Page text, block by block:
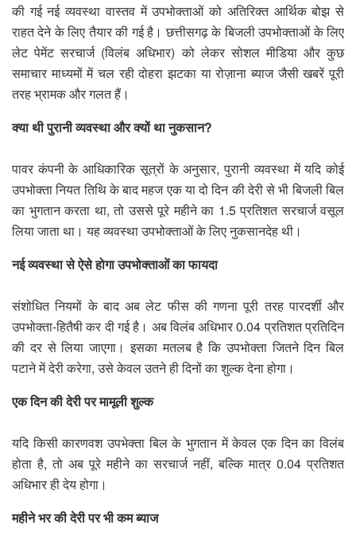
की गई नई व्यवस्था वास्तव में उपभोक्ताओं को अतिरिक्त आर्थिक बोझ से
राहत देने के लिए तैयार की गई है। छत्तीसगढ़ के बिजली उपभोक्ताओं के लिए
लेट पेमेंट सरचार्ज (विलंब अधिभार) को लेकर सोशल मीडिया और कुछ
समाचार माध्यमों में चल रही दोहरा झटका या रोज़ाना ब्याज जैसी खबरें पूरी
तरह भ्रामक और गलत हैं।
क्या थी पुरानी व्यवस्था और क्यों था नुकसान?
पावर कंपनी के आधिकारिक सूत्रों के अनुसार, पुरानी व्यवस्था में यदि कोई
उपभोक्ता नियत तिथि के बाद महज एक या दो दिन की देरी से भी बिजली बिल
का भुगतान करता था, तो उससे पूरे महीने का 1.5 प्रतिशत सरचार्ज वसूल
लिया जाता था। यह व्यवस्था उपभोक्ताओं के लिए नुकसानदेह थी।
नई व्यवस्था से ऐसे होगा उपभोक्ताओं का फायदा
संशोधित नियमों के बाद अब लेट फीस की गणना पूरी तरह पारदर्शी और
उपभोक्ता-हितैषी कर दी गई है। अब विलंब अधिभार 0.04 प्रतिशत प्रतिदिन
की दर से लिया जाएगा। इसका मतलब है कि उपभोक्ता जितने दिन बिल
पटाने में देरी करेगा, उसे केवल उतने ही दिनों का शुल्क देना होगा।
एक दिन की देरी पर मामूली शुल्क
यदि किसी कारणवश उपभेक्ता बिल के भुगतान में केवल एक दिन का विलंब
होता है, तो अब पूरे महीने का सरचार्ज नहीं, बल्कि मात्र 0.04 प्रतिशत
अधिभार ही देय होगा।
महीने भर की देरी पर भी कम ब्याज